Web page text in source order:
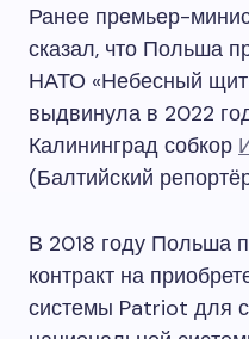
Ранее премьер-
сказал, что Польша
НАТО «Небесный
выдвинула в 2022
Калининград собкор
(Балтийский
В 2018 году Польша
контракт на
системы Patriot для